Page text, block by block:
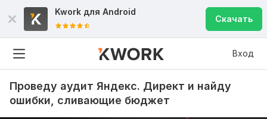
Kwork для Android
Скачать
Вход
Проведу аудит Яндекс. Директ и найду
ошибки, сливающие бюджет